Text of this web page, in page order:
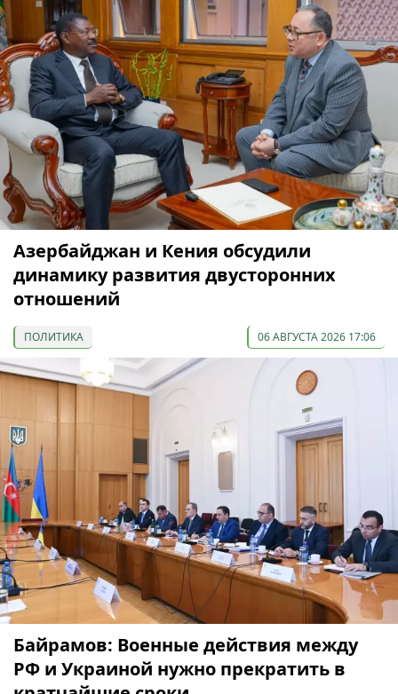
Азербайджан и Кения обсудили
динамику развития двусторонних
отношений
ПОЛИТИКА 06 АВГУСТА 2026 17:06
Байрамов: Военные действия между
РФ и Украиной нужно прекратить в